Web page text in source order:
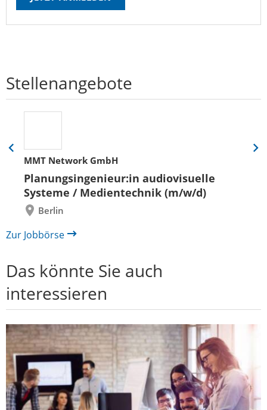
Stellenangebote
MMT Network GmbH
Planungsingenieur:in audiovisuelle
Systeme / Medientechnik (m/w/d)
Berlin
Eine
Folie
zurück
Eine
Zur Jobbörse
Das könnte Sie auch
interessieren